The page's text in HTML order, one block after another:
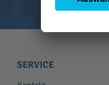
SERVICE